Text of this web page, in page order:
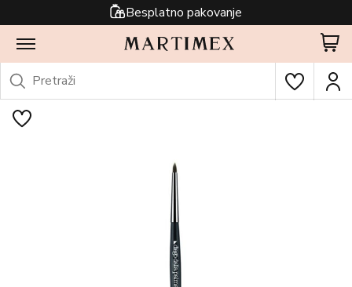
Besplatno pakovanje